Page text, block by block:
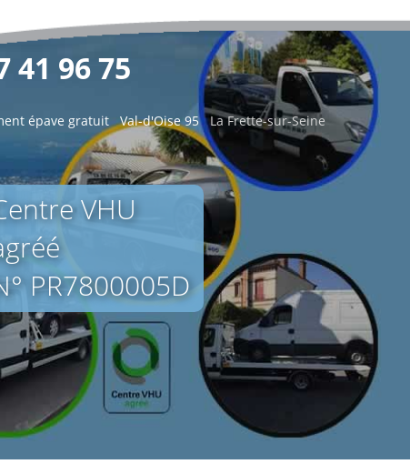
41 96 75
épave gratuit Val-d'Oise 95 La Frette-sur-Seine
VHU
PR7800005D